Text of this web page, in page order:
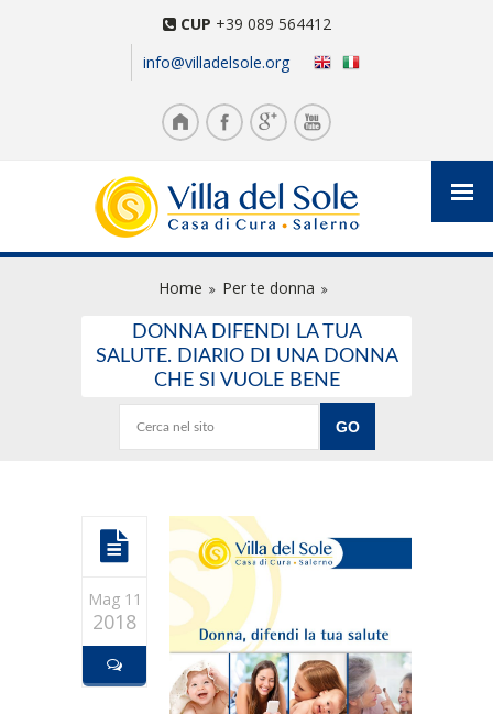
CUP +39 089 564412
info@villadelsole.org
Home Per te donna
DONNA DIFENDI LA TUA
SALUTE. DIARIO DI UNA DONNA
CHE SI VUOLE BENE
Mag 11
2018